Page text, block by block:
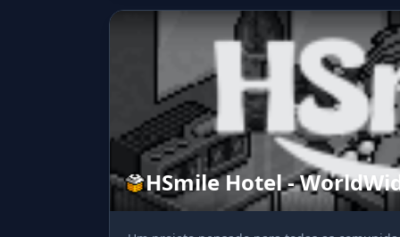
HSmile Hotel -